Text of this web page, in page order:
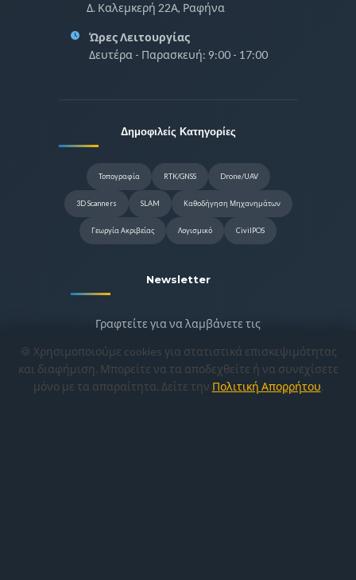
Δ. Καλεμκερή 22Α, Ραφήνα
Ώρες Λειτουργίας
Δευτέρα - Παρασκευή: 9:00 - 17:00
Δημοφιλείς Κατηγορίες
Τοπογραφία RTK/GNSS Drone/UAV
3D Scanners SLAM Καθοδήγηση Μηχανημάτων
Γεωργία Ακριβείας Λογισμικό CivilPOS
Newsletter
Γραφτείτε για να λαμβάνετε τις
🍪 Χρησιμοποιούμε cookies για στατιστικά επισκεψιμότητας
και διαφήμιση. Μπορείτε να τα αποδεχθείτε ή να συνεχίσετε
μόνο με τα απαραίτητα. Δείτε την Πολιτική Απορρήτου.